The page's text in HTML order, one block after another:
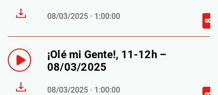
08/03/2025 · 1:00:00
¡Olé mi Gente!, 11-12h –
08/03/2025
08/03/2025 · 1:00:00